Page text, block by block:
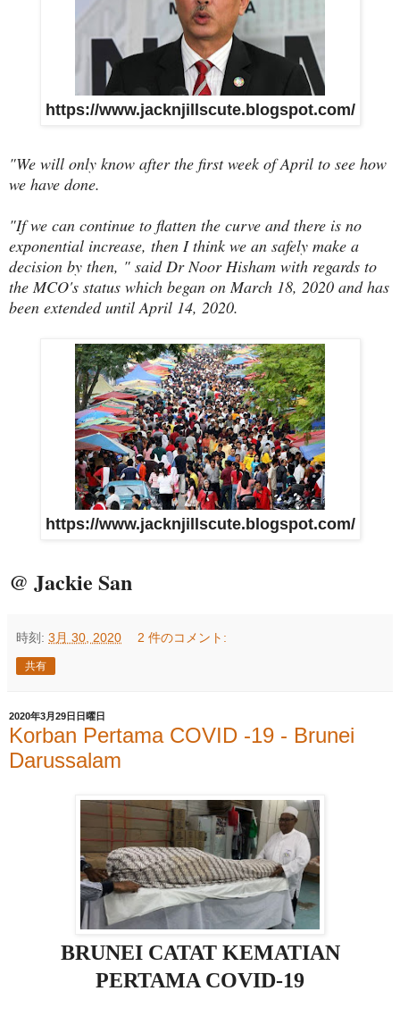
https://www.jacknjillscute.blogspot.com/
"We will only know after the first week of April to see how
we have done.
"If we can continue to flatten the curve and there is no
exponential increase, then I think we an safely make a
decision by then, " said Dr Noor Hisham with regards to
the MCO's status which began on March 18, 2020 and has
been extended until April 14, 2020.
https://www.jacknjillscute.blogspot.com/
@ Jackie San
時刻: 3月 30, 2020 2 件のコメント:
共有
2020年3月29日日曜日
Korban Pertama COVID -19 - Brunei
Darussalam
BRUNEI CATAT KEMATIAN
PERTAMA COVID-19